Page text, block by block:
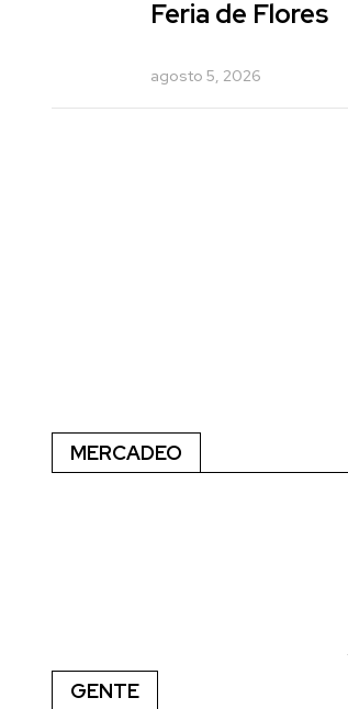
Feria de Flores
agosto 5, 2026
MERCADEO
GENTE